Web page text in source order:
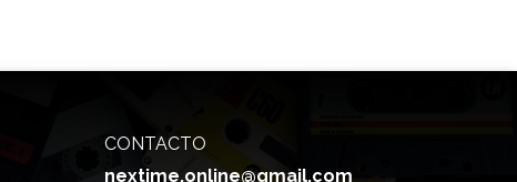
CONTACTO
nextime.online@gmail.com